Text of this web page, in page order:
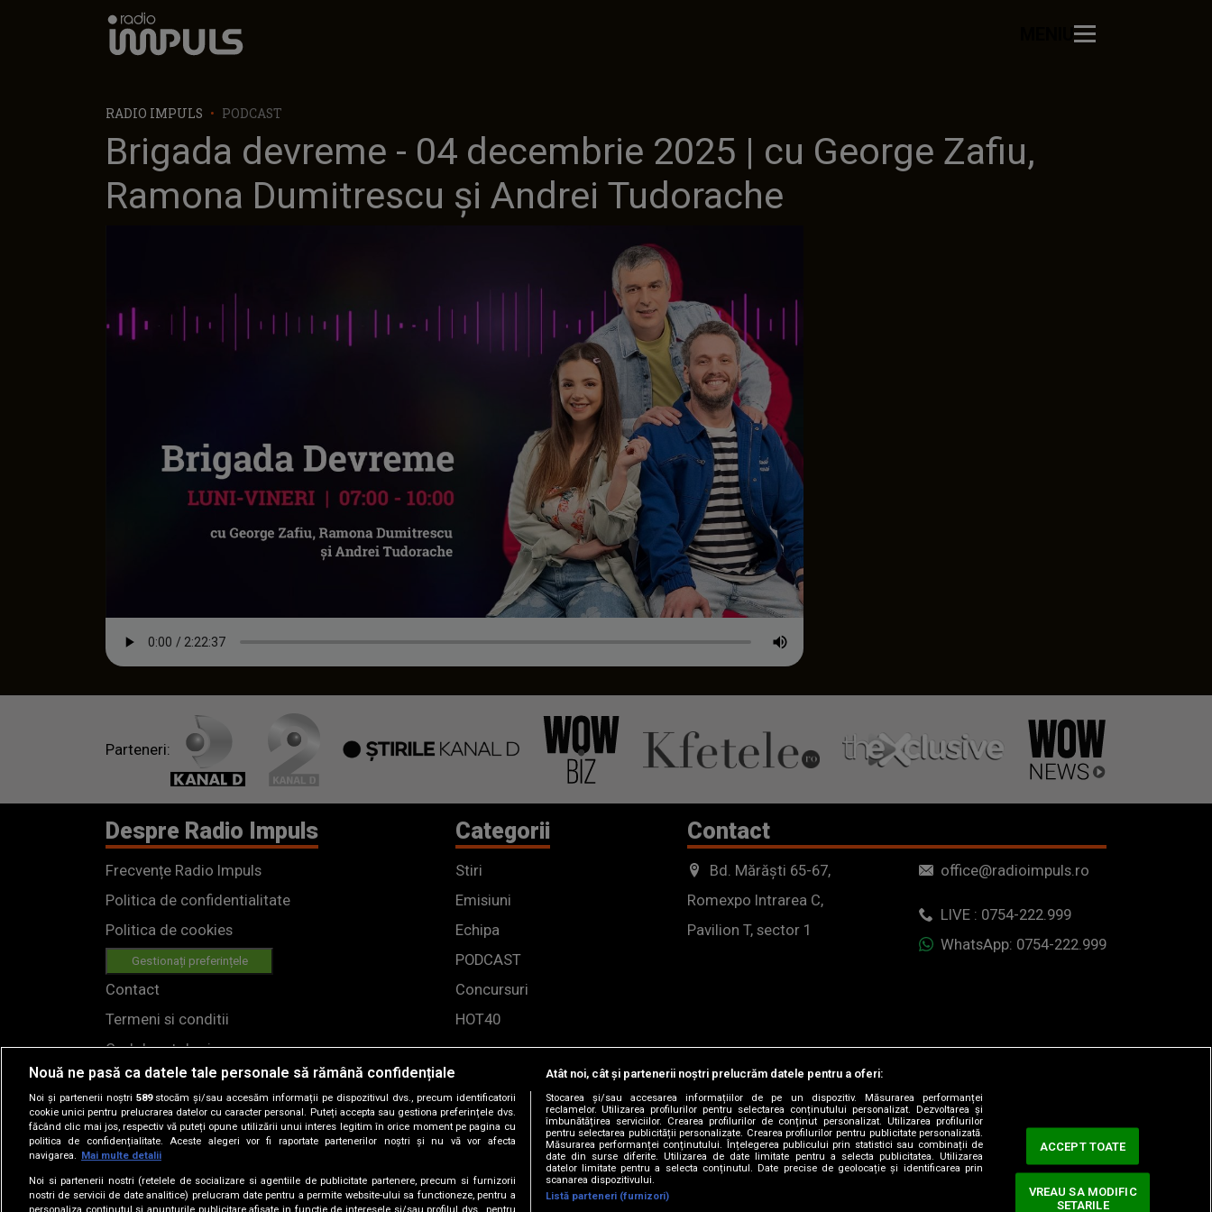
Radio Impuls
RADIO IMPULS PODCAST
Brigada devreme - 04 decembrie 2025 | cu George Zafiu,
Ramona Dumitrescu și Andrei Tudorache
Parteneri:
Despre Radio Impuls
Frecvențe Radio Impuls
Politica de confidentialitate
Politica de cookies
Gestionați preferințele
Contact
Termeni si conditii
Cod deontologic
Regulamente
Categorii
Stiri
Emisiuni
Echipa
PODCAST
Concursuri
HOT40
Contact
Bd. Mărăști 65-67,
Romexpo Intrarea C,
Pavilion T, sector 1
office@radioimpuls.ro
LIVE : 0754-222.999
WhatsApp: 0754-222.999
Nouă ne pasă ca datele tale personale să rămână confidențiale
Noi și partenerii noștri 589stocăm și/sau accesăm informații pe dispozitivul dvs., precum identificatorii
cookie unici pentru prelucrarea datelor cu caracter personal. Puteți accepta sau gestiona preferințele dvs.
făcând clic mai jos, respectiv vă puteți opune utilizării unui interes legitim în orice moment pe pagina cu
politica de confidențialitate. Aceste alegeri vor fi raportate partenerilor noștri și nu vă vor afecta
navigarea.
Mai multe detalii
Noi si partenerii nostri (retelele de socializare si agentiile de publicitate partenere, precum si furnizorii
nostri de servicii de date analitice) prelucram date pentru a permite website-ului sa functioneze, pentru a
personaliza continutul si anunturile publicitare afisate in functie de interesele si/sau profilul dvs., pentru
Atât noi, cât și partenerii noștri prelucrăm datele pentru a oferi:
Stocarea și/sau accesarea informațiilor de pe un dispozitiv. Măsurarea performanței
reclamelor. Utilizarea profilurilor pentru selectarea conținutului personalizat. Dezvoltarea și
îmbunătățirea serviciilor. Crearea profilurilor de conținut personalizat. Utilizarea profilurilor
pentru selectarea publicității personalizate. Crearea profilurilor pentru publicitate personalizată.
Măsurarea performanței conținutului. Înțelegerea publicului prin statistici sau combinații de
date din surse diferite. Utilizarea de date limitate pentru a selecta publicitatea. Utilizarea
datelor limitate pentru a selecta conținutul. Date precise de geolocație și identificarea prin
scanarea dispozitivului.
Listă parteneri (furnizori)
ACCEPT TOATE
VREAU SA MODIFIC
SETARILE